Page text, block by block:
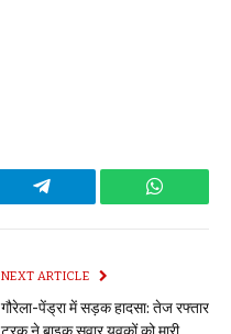
Telegram
NEXT ARTICLE
गौरेला-पेंड्रा में सड़क हादसा: तेज रफ्तार